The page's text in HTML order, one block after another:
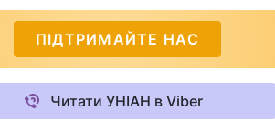
ПІДТРИМАЙТЕ НАС
Читати УНІАН в Viber